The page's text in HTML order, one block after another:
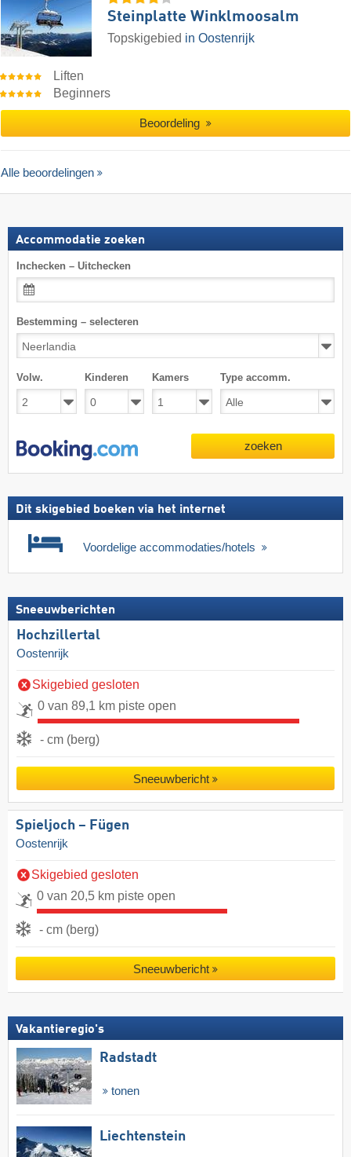
Steinplatte Winklmoosalm
Topskigebied in Oostenrijk
Liften
Beginners
Beoordeling
Alle beoordelingen
Accommodatie zoeken
Inchecken – Uitchecken
Bestemming – selecteren
Volw. Kinderen Kamers Type accomm.
zoeken
Dit skigebied boeken via het internet
Voordelige accommodaties/hotels
Sneeuwberichten
Hochzillertal
Oostenrijk
Skigebied gesloten
0 van 89,1 km piste open
- cm (berg)
Sneeuwbericht
Spieljoch – Fügen
Oostenrijk
Skigebied gesloten
0 van 20,5 km piste open
- cm (berg)
Sneeuwbericht
Vakantieregio's
Radstadt
tonen
Liechtenstein